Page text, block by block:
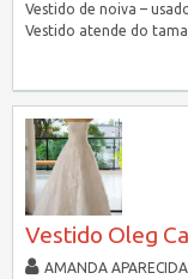
Vestido de noiva –
Vestido atende do
Vestido Oleg
AMANDA